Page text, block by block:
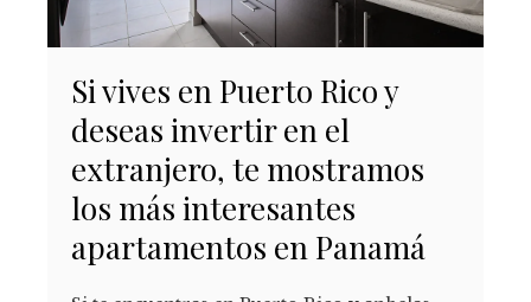
Si vives en Puerto Rico y
deseas invertir en el
extranjero, te mostramos
los más interesantes
apartamentos en Panamá